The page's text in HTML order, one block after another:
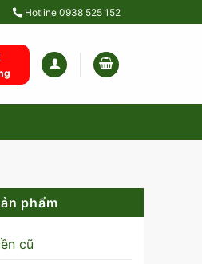
Hotline 0938 525 152
phẩm
cũ